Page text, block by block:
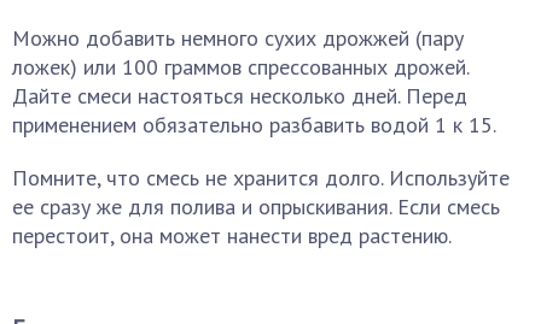
Можно добавить немного сухих дрожжей (пару
ложек) или 100 граммов спрессованных дрожей.
Дайте смеси настояться несколько дней. Перед
применением обязательно разбавить водой 1 к 15.
Помните, что смесь не хранится долго. Используйте
ее сразу же для полива и опрыскивания. Если смесь
перестоит, она может нанести вред растению.